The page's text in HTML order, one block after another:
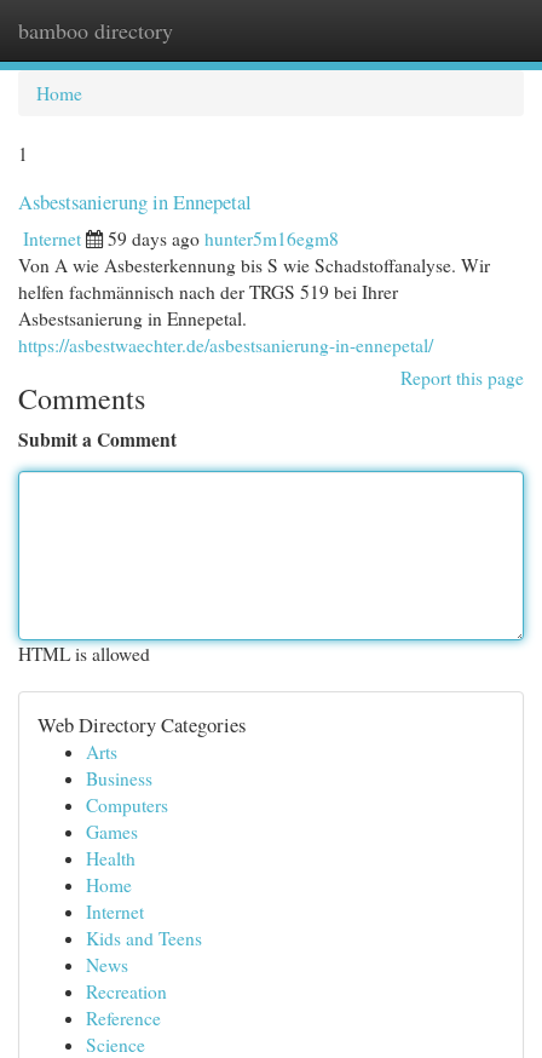
bamboo directory
Home
1
Asbestsanierung in Ennepetal
Internet 59 days ago hunter5m16egm8
Von A wie Asbesterkennung bis S wie Schadstoffanalyse. Wir
helfen fachmännisch nach der TRGS 519 bei Ihrer
Asbestsanierung in Ennepetal.
https://asbestwaechter.de/asbestsanierung-in-ennepetal/
Report this page
Comments
Submit a Comment
HTML is allowed
Web Directory Categories
Arts
Business
Computers
Games
Health
Home
Internet
Kids and Teens
News
Recreation
Reference
Science